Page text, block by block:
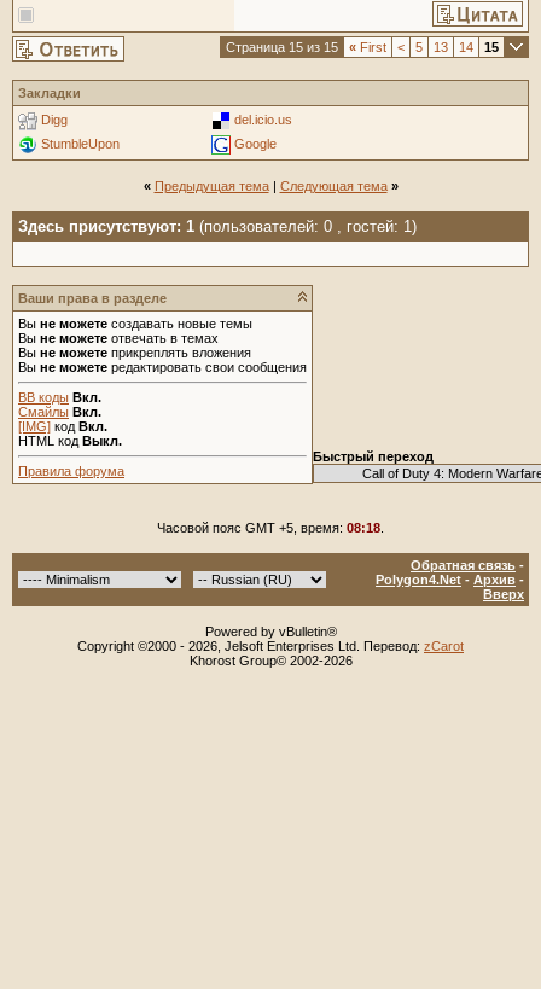
Страница 15 из 15 « First < 5 13 14 15
Закладки
Digg
del.icio.us
StumbleUpon
Google
« Предыдущая тема| Следующая тема »
Здесь присутствуют: 1 (пользователей: 0 , гостей: 1)
Ваши права в разделе
Вы не можете создавать новые темы
Вы не можете отвечать в темах
Вы не можете прикреплять вложения
Вы не можете редактировать свои сообщения
BB коды Вкл.
Смайлы Вкл.
[IMG] код Вкл.
HTML код Выкл.
Правила форума
Быстрый переход
Часовой пояс GMT +5, время: 08:18
Обратная связь -
Polygon4.Net - Архив -
Вверх
Powered by vBulletin®
Copyright ©2000 - 2026, Jelsoft Enterprises Ltd. Перевод: zCarot
Khorost Group© 2002-2026